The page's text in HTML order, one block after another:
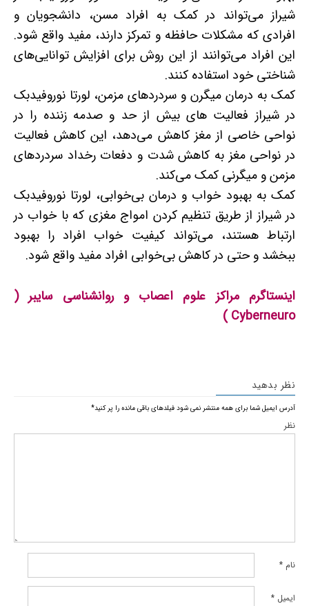
شیراز می‌تواند در کمک به افراد مسن، دانشجویان و
افرادی که مشکلات حافظه و تمرکز دارند، مفید واقع شود.
این افراد می‌توانند از این روش برای افزایش توانایی‌های
شناختی خود استفاده کنند.
کمک به درمان میگرن و سردردهای مزمن، لورتا نوروفیدبک
در شیراز فعالیت های بیش از حد و صدمه زننده را در
نواحی خاصی از مغز کاهش می‌دهد، این کاهش فعالیت
در نواحی مغز به کاهش شدت و دفعات رخداد سردردهای
مزمن و میگرنی کمک می‌کند.
کمک به بهبود خواب و درمان بی‌خوابی، لورتا نوروفیدبک
در شیراز از طریق تنظیم کردن امواج مغزی که با خواب در
ارتباط هستند، می‌تواند کیفیت خواب افراد را بهبود
ببخشد و حتی در کاهش بی‌خوابی افراد مفید واقع شود.
اینستاگرم مراکز علوم اعصاب و روانشناسی سایبر (
Cyberneuro )
نظر بدهید
آدرس ایمیل شما برای همه منتشر نمی شود فیلدهای باقی مانده را پر کنید*
نظر
نام *
ایمیل *